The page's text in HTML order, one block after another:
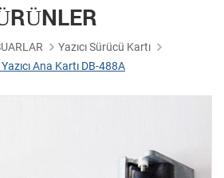
Yazıcı Sürücü Kartı
Ana Kartı DB-488A